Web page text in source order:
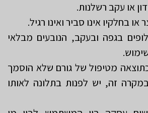
או עקב רשלנות.
בחלקיו אינו סביר ואינו רגיל.
בגפה ובעקב, הנובעים מבלאי
מטיפול של גורם שלא הוסמך
זה, יש לפנות בתלונה לאותו